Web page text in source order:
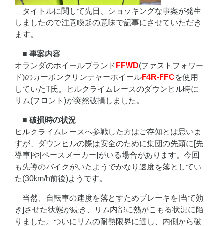
タイトルに関して先日、ショッキングな事案が発生
しましたので注意喚起の意味で記事にさせていただき
ます。
■ 事案内容
オランダのホイールブランド FFWD(ファストフォワー
ド)のカーボンクリンチャーホイールF4R-FFCを使用
していたT氏。ヒルクライムレースのダウンヒル時に
リム(フロント)が突然破損しました。
■ 破損時の状況
ヒルクライムレースへ参戦した方はご存知とは思いま
すが、ダウンヒルの際は安全のために集団の先頭に[先
導車]や[ペースメーカー]がいる場合があります。今回
も先導のバイクがいたようでかなり速度を落としてい
た(30km/h前後)ようです。
当然、自転車の速度を落とすためブレーキを[当て効
き]させた状態が続き、リム内部に熱がこもる状況に陥
りました。ついにリムの耐熱限界に達し、内側から破